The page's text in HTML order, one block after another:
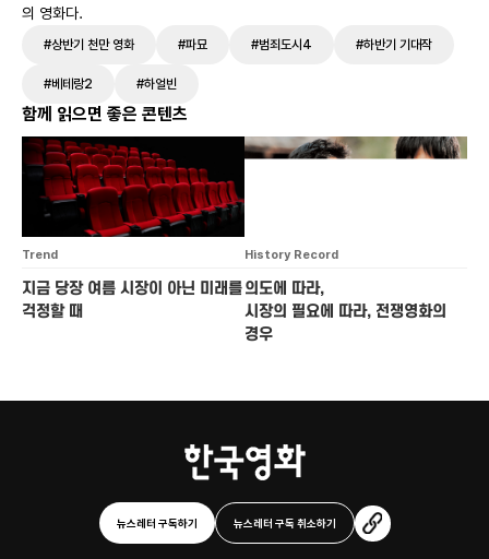
의 영화다.
#상반기 천만 영화 #파묘 #범죄도시4 #하반기 기대작
#베테랑2 #하얼빈
함께 읽으면 좋은 콘텐츠
Trend
지금 당장 여름 시장이 아닌 미래를
걱정할 때
History Record
의도에 따라,
시장의 필요에 따라, 전쟁영화의
경우
뉴스레터 구독하기 뉴스레터 구독 취소하기